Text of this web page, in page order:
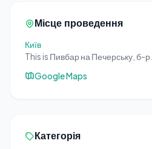
Місце проведення
Київ
This is Пивбар на Печерську, б-р
Google Maps
Категорія